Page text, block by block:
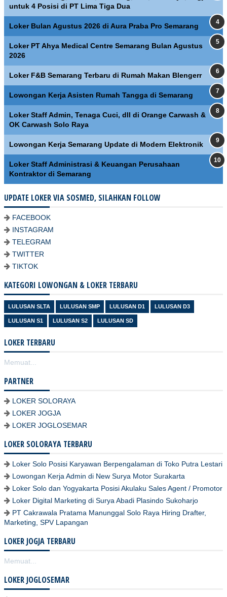
untuk 4 Posisi di PT Lima Tiga Dua
Loker Bulan Agustus 2026 di Aura Praba Pro Semarang
Loker PT Ahya Medical Centre Semarang Bulan Agustus
2026
Loker F&B Semarang Terbaru di Rumah Makan Blengerr
Lowongan Kerja Asisten Rumah Tangga di Semarang
Loker Staff Admin, Tenaga Cuci, dll di Orange Carwash &
OK Carwash Solo Raya
Lowongan Kerja Semarang Update di Modern Elektronik
Loker Staff Administrasi & Keuangan Perusahaan
Kontraktor di Semarang
UPDATE LOKER VIA SOSMED, SILAHKAN FOLLOW
FACEBOOK
INSTAGRAM
TELEGRAM
TWITTER
TIKTOK
KATEGORI LOWONGAN & LOKER TERBARU
LULUSAN SLTA LULUSAN SMP LULUSAN D1 LULUSAN D3
LULUSAN S1 LULUSAN S2 LULUSAN SD
LOKER TERBARU
Memuat...
PARTNER
LOKER SOLORAYA
LOKER JOGJA
LOKER JOGLOSEMAR
LOKER SOLORAYA TERBARU
Loker Solo Posisi Karyawan Berpengalaman di Toko Putra Lestari
Lowongan Kerja Admin di New Surya Motor Surakarta
Loker Solo dan Yogyakarta Posisi Akulaku Sales Agent / Promotor
Loker Digital Marketing di Surya Abadi Plasindo Sukoharjo
PT Cakrawala Pratama Manunggal Solo Raya Hiring Drafter,
Marketing, SPV Lapangan
LOKER JOGJA TERBARU
Memuat...
LOKER JOGLOSEMAR